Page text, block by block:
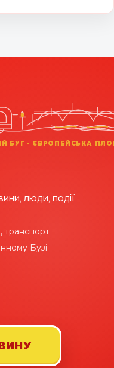
люди, події
транспорт
Бузі